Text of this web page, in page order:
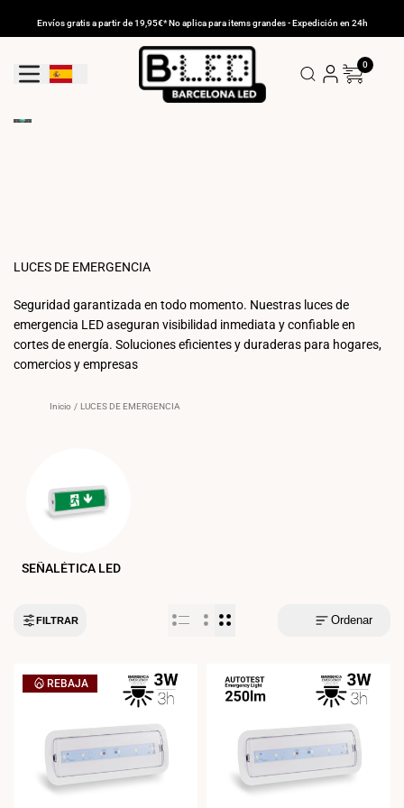
Envíos gratis a partir de 19,95€* No aplica para items grandes - Expedición en 24h
Geolocation Button: España
0
LUCES DE EMERGENCIA
Seguridad garantizada en todo momento. Nuestras luces de
emergencia LED aseguran visibilidad inmediata y confiable en
cortes de energía. Soluciones eficientes y duraderas para hogares,
comercios y empresas
Inicio / LUCES DE EMERGENCIA
SEÑALÉTICA LED
FILTRAR Ordenar
REBAJA